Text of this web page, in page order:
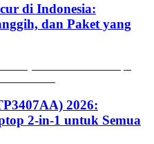
di Indonesia:
dan Paket yang
2026:
2-in-1 untuk Semua